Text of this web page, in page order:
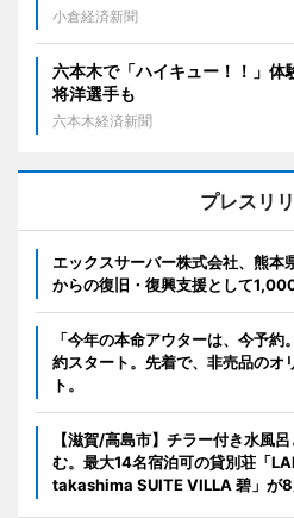
小倉経済新聞
六本木で「ハイキュー！！」
将洋選手も
六本木経済新聞
プレスリ
エックスサーバー株式会社、熊本
からの復旧・復興支援として
「今年の本命アウターは、今予
約スタート。先着で、非売品のオ
ト。
【滋賀/高島市】チラー付き水風
む。最大14名宿泊可の貸別荘「
takashima SUITE VILLA 碧」が8